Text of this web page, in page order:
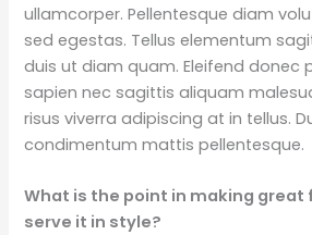
ullamcorper. Pellentesque diam
sed egestas. Tellus elementum
duis ut diam quam. Eleifend donec
sapien nec sagittis aliquam
risus viverra adipiscing at in tellus.
condimentum mattis pellentesque.
What is the point in making great
serve it in style?